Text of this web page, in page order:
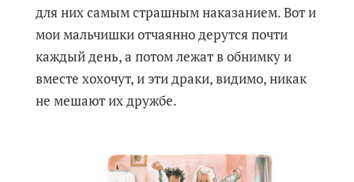
для них самым страшным наказанием. Вот и
мои мальчишки отчаянно дерутся почти
каждый день, а потом лежат в обнимку и
вместе хохочут, и эти драки, видимо, никак
не мешают их дружбе.